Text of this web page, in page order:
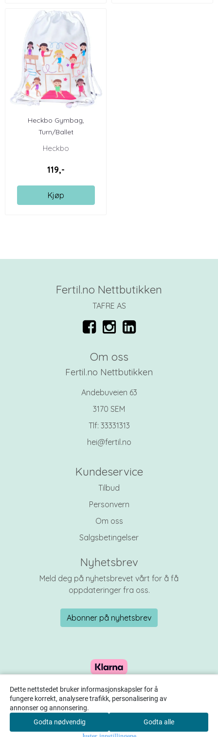
Heckbo Gymbag,
Turn/Ballet
Heckbo
119,-
Kjøp
Fertil.no Nettbutikken
TAFRE AS
Om oss
Fertil.no Nettbutikken
Andebuveien 63
3170 SEM
Tlf: 33331313
hei@fertil.no
Kundeservice
Tilbud
Personvern
Om oss
Salgsbetingelser
Nyhetsbrev
Meld deg på nyhetsbrevet vårt for å få
oppdateringer fra oss.
Abonner på nyhetsbrev
Dette nettstedet bruker informasjonskapsler for å
fungere korrekt, analysere trafikk, personalisering av
annonser og annonsering.
Godta nødvendig
Godta alle